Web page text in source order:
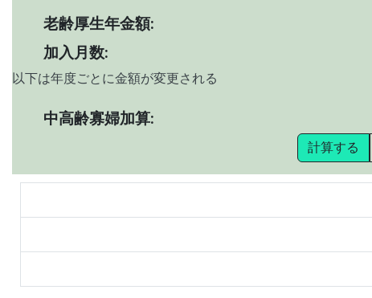
老齢厚生年金額:
加入月数:
以下は年度ごとに金額が変更される
中高齢寡婦加算:
計算する